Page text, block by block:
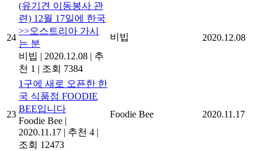
24
(유기견 이동봉사 관
련) 12월 17일에 한국
>>오스트리아 가시
는 분
비빕 | 2020.12.08 | 추
천 1 | 조회 7384
비빕 2020.12.08
23
1구에 새로 오픈한 한
국 식품점 FOODIE
BEE입니다
Foodie Bee |
2020.11.17 | 추천 4 |
조회 12473
Foodie Bee 2020.11.17